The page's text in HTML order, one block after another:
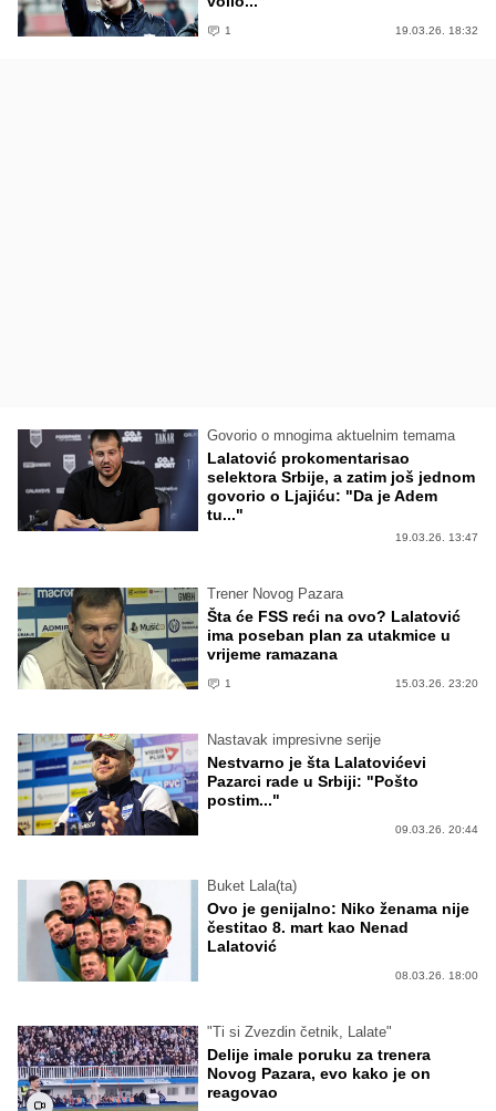
1 19.03.26. 18:32
Govorio o mnogima aktuelnim temama
Lalatović prokomentarisao
selektora Srbije, a zatim još jednom
govorio o Ljajiću: "Da je Adem
tu..."
19.03.26. 13:47
Trener Novog Pazara
Šta će FSS reći na ovo? Lalatović
ima poseban plan za utakmice u
vrijeme ramazana
1 15.03.26. 23:20
Nastavak impresivne serije
Nestvarno je šta Lalatovićevi
Pazarci rade u Srbiji: "Pošto
postim..."
09.03.26. 20:44
Buket Lala(ta)
Ovo je genijalno: Niko ženama nije
čestitao 8. mart kao Nenad
Lalatović
08.03.26. 18:00
"Ti si Zvezdin četnik, Lalate"
Delije imale poruku za trenera
Novog Pazara, evo kako je on
reagovao